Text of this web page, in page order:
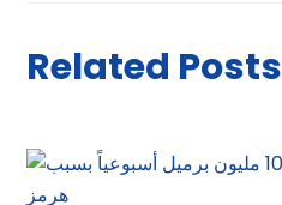
Related Posts